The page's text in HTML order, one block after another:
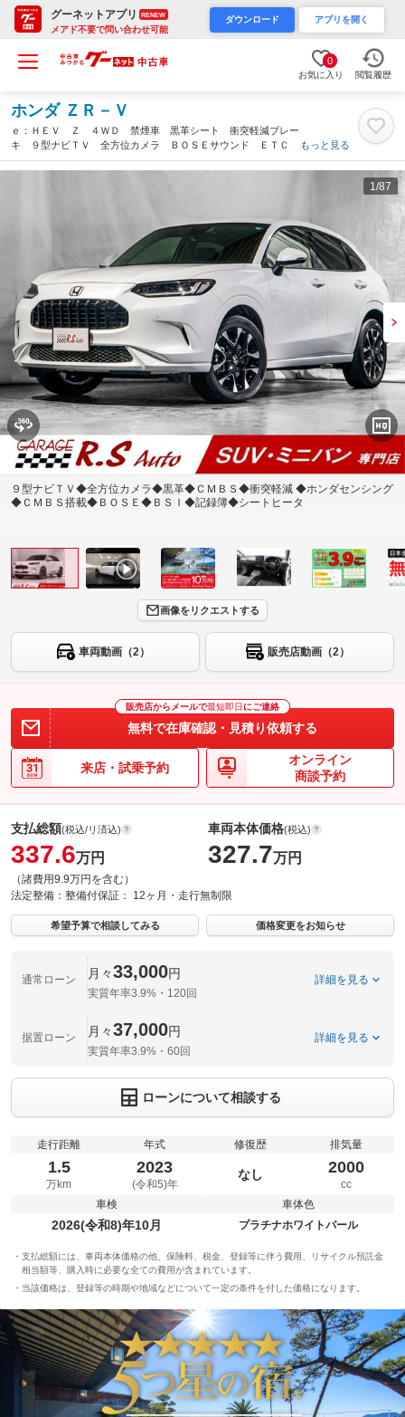
グーネットアプリ RENEW
メアド不要で問い合わせ可能
ダウンロード アプリを開く
0
お気に入り 閲覧履歴
ホンダ ＺＲ－Ｖ
ｅ：ＨＥＶ Ｚ ４ＷＤ 禁煙車 黒革シート 衝突軽減ブレー
キ ９型ナビＴＶ 全方位カメラ ＢＯＳＥサウンド ＥＴＣ ホ
ンダセンシング クルコン スマートキー フルセグ ブルートゥ
ース音楽 パワーバックドア １８ＡＷ 記録簿Ｕ（岡山県）
もっと見る
1 /87
９型ナビＴＶ◆全方位カメラ◆黒革◆ＣＭＢＳ◆衝突軽減 ◆ホンダセンシング
◆ＣＭＢＳ搭載◆ＢＯＳＥ◆ＢＳＩ◆記録簿◆シートヒータ
画像をリクエストする
車両動画（2） 販売店動画（2）
販売店からメールで最短即日 にご連絡
無料で在庫確認・見積り依頼する
来店・試乗予約
オンライン
商談予約
支払総額(税込/リ済込)
337.6万円
（諸費用9.9万円を含む）
車両本体価格(税込)
327.7万円
法定整備： 整備付保証： 12ヶ月・走行無制限
希望予算で相談してみる 価格変更をお知らせ
通常ローン 月々33,000円
実質年率3.9%・120回
詳細を見る
据置ローン 月々37,000円
実質年率3.9%・60回
詳細を見る
ローンについて相談する
走行距離
1.5
万km
年式
2023
(令和5)年
修復歴
なし
排気量
2000
cc
車検
2026(令和8)年10月
車体色
プラチナホワイトパール
支払総額には、車両本体価格の他、保険料、税金、登録等に伴う費用、リサイクル預託金
相当額等、購入時に必要な全ての費用が含まれています。
当該価格は、登録等の時期や地域などについて一定の条件を付した価格になります。